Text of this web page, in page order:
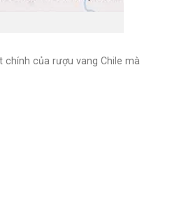
chính của rượu vang Chile mà